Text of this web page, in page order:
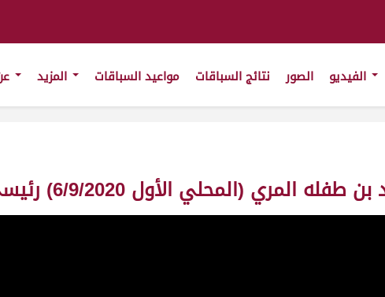
الصور نتائج السباقات مواعيد السباقات